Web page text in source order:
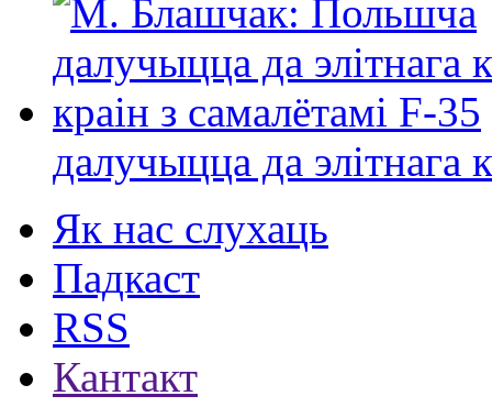
далучыцца да элітнага
Як нас слухаць
Падкаст
RSS
Кантакт